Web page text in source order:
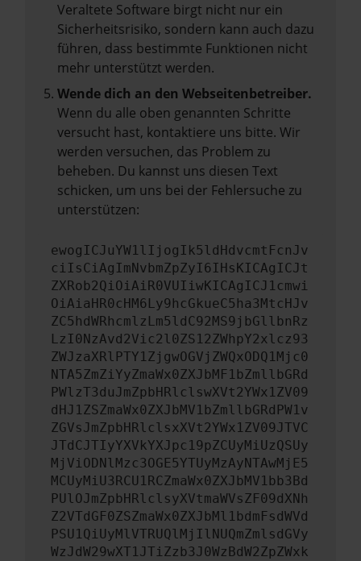
Veraltete Software birgt nicht nur ein
Sicherheitsrisiko, sondern kann auch dazu
führen, dass bestimmte Funktionen nicht
mehr unterstützt werden.
Wende dich an den Webseitenbetreiber.
Wenn du alle oben genannten Schritte
versucht hast, kontaktiere uns bitte. Wir
werden versuchen, das Problem zu
beheben. Du kannst uns diesen Text
schicken, um uns bei der Fehlersuche zu
unterstützen:
ewogICJuYW1lIjogIk5ldHdvcmtFcnJv
ciIsCiAgImNvbmZpZyI6IHsKICAgICJt
ZXRob2QiOiAiR0VUIiwKICAgICJ1cmwi
OiAiaHR0cHM6Ly9hcGkueC5ha3MtcHJv
ZC5hdWRhcmlzLm5ldC92MS9jbGllbnRz
LzI0NzAvd2Vic2l0ZS12ZWhpY2xlcz93
ZWJzaXRlPTY1ZjgwOGVjZWQxODQ1Mjc0
NTA5ZmZiYyZmaWx0ZXJbMF1bZmllbGRd
PWlzT3duJmZpbHRlclswXVt2YWx1ZV09
dHJ1ZSZmaWx0ZXJbMV1bZmllbGRdPW1v
ZGVsJmZpbHRlclsxXVt2YWx1ZV09JTVC
JTdCJTIyYXVkYXJpc19pZCUyMiUzQSUy
MjViODNlMzc3OGE5YTUyMzAyNTAwMjE5
MCUyMiU3RCU1RCZmaWx0ZXJbMV1bb3Bd
PUlOJmZpbHRlclsyXVtmaWVsZF09dXNh
Z2VTdGF0ZSZmaWx0ZXJbMl1bdmFsdWVd
PSU1QiUyMlVTRUQlMjIlNUQmZmlsdGVy
WzJdW29wXT1JTiZzb3J0WzBdW2ZpZWxk